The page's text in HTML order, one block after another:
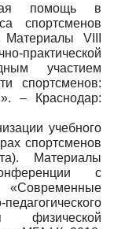
помощь в
спортсменов
Материалы VIII
участием
спортсменов:
– Краснодар:
учебного
спортсменов
Материалы
с
физической